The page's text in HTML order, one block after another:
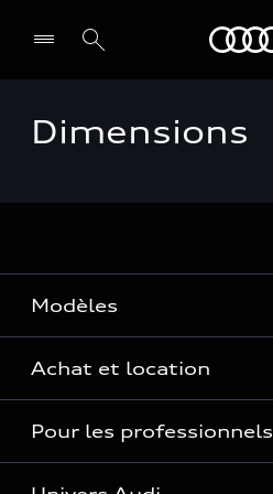
Dimensions
Modèles
Voir les modèles
Achat et location
Réservation et option d'achat
Financer mon Audi
Pour les professionnels